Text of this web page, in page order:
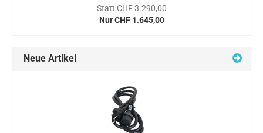
Statt CHF 3.290,00
Nur CHF 1.645,00
Neue Artikel